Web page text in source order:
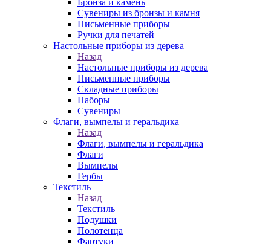
Бронза и камень
Сувениры из бронзы и камня
Письменные приборы
Ручки для печатей
Настольные приборы из дерева
Назад
Настольные приборы из дерева
Письменные приборы
Складные приборы
Наборы
Сувениры
Флаги, вымпелы и геральдика
Назад
Флаги, вымпелы и геральдика
Флаги
Вымпелы
Гербы
Текстиль
Назад
Текстиль
Подушки
Полотенца
Фартуки